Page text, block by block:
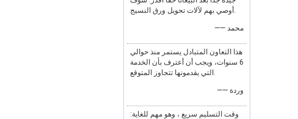
أوصي بهم لآلات تحويل ورق النسيج.
—— محمد
هذا التعاون المتبادل يستمر منذ حوالي
6 سنوات، ويجب أن أعترف بأن الخدمة
التي يقدمونها تتجاوز المتوقع.
—— وردة
وقت التسليم سريع ، وهو مهم للغاية: